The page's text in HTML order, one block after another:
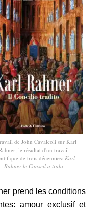
de John Cavalcoli sur Karl
le résultat d'un travail
de trois décennies:Karl
Rahner le Conseil a trahi
prend les conditions
amour exclusif et